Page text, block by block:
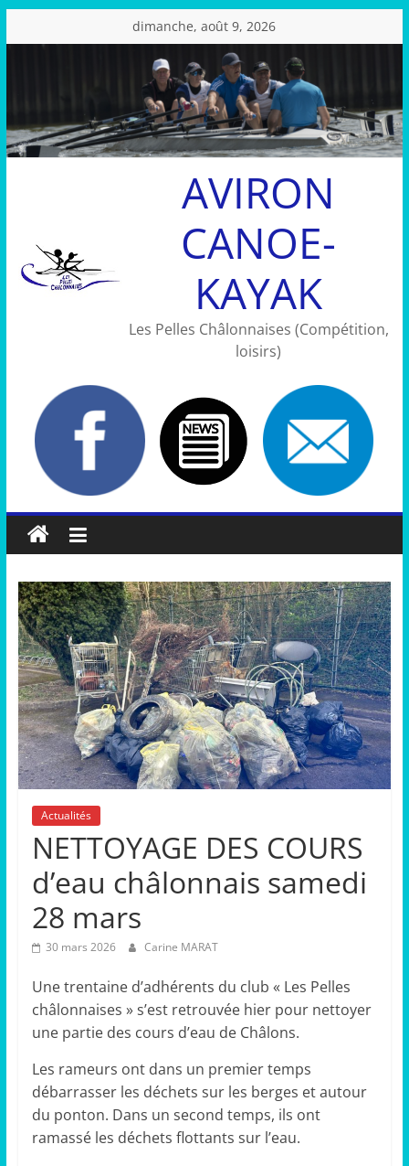
au
dimanche, août 9, 2026
AVIRON
CANOE-
KAYAK
Les Pelles Châlonnaises (Compétition,
loisirs)
Actualités
NETTOYAGE DES COURS
d’eau châlonnais samedi
28 mars
30 mars 2026 Carine MARAT
Une trentaine d’adhérents du club « Les Pelles
châlonnaises » s’est retrouvée hier pour nettoyer
une partie des cours d’eau de Châlons.
Les rameurs ont dans un premier temps
débarrasser les déchets sur les berges et autour
du ponton. Dans un second temps, ils ont
ramassé les déchets flottants sur l’eau.